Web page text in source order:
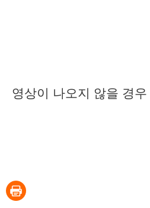
영상이 나오지 않을 경우